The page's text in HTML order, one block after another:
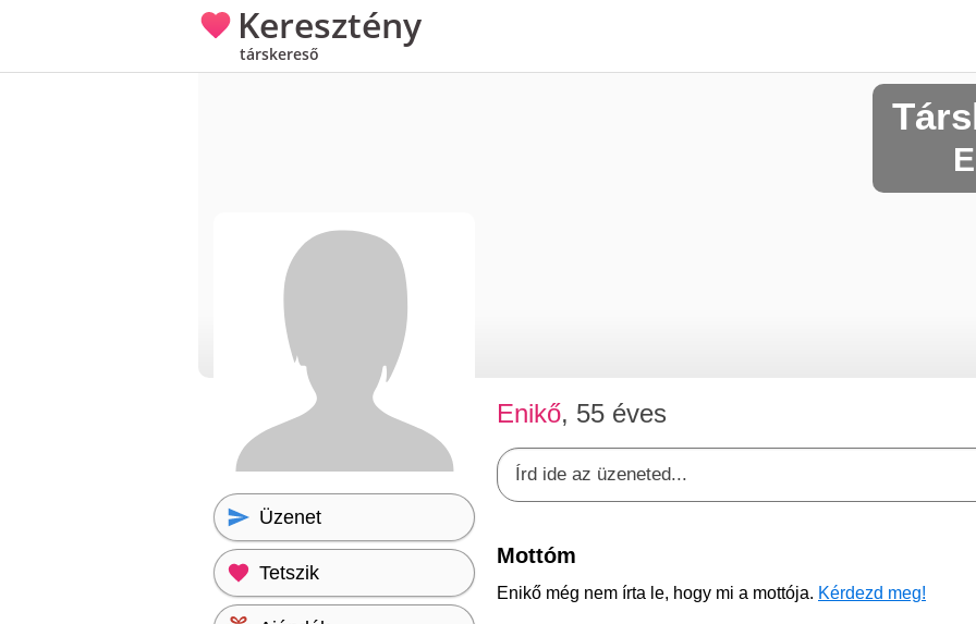
Keresztény
társkereső
Enikő, 55 éves
Mottóm
Enikő még nem írta le, hogy mi a mottója. Kérdezd meg!
Üzenet
Tetszik